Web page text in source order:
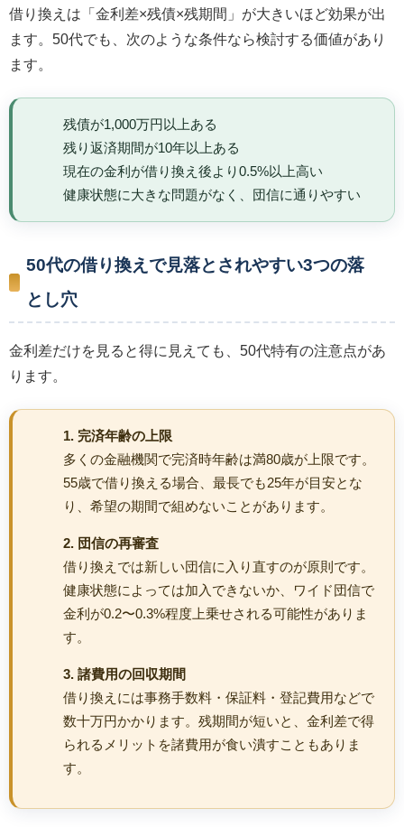
借り換えは「金利差×残債×残期間」が大きいほど効果が出
ます。50代でも、次のような条件なら検討する価値があり
ます。
残債が1,000万円以上ある
残り返済期間が10年以上ある
現在の金利が借り換え後より0.5%以上高い
健康状態に大きな問題がなく、団信に通りやすい
50代の借り換えで見落とされやすい3つの落
とし穴
金利差だけを見ると得に見えても、50代特有の注意点があ
ります。
1. 完済年齢の上限
多くの金融機関で完済時年齢は満80歳が上限です。
55歳で借り換える場合、最長でも25年が目安とな
り、希望の期間で組めないことがあります。
2. 団信の再審査
借り換えでは新しい団信に入り直すのが原則です。
健康状態によっては加入できないか、ワイド団信で
金利が0.2〜0.3%程度上乗せされる可能性がありま
す。
3. 諸費用の回収期間
借り換えには事務手数料・保証料・登記費用などで
数十万円かかります。残期間が短いと、金利差で得
られるメリットを諸費用が食い潰すこともありま
す。